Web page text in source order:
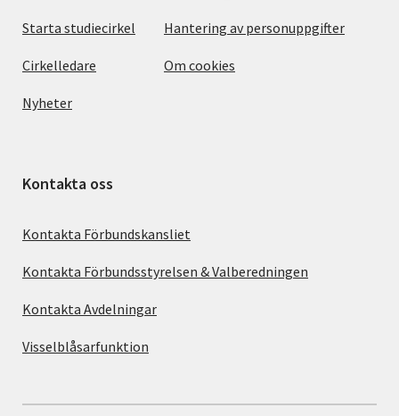
Starta studiecirkel
Cirkelledare
Nyheter
Hantering av personuppgifter
Om cookies
Kontakta oss
Kontakta Förbundskansliet
Kontakta Förbundsstyrelsen & Valberedningen
Kontakta Avdelningar
Visselblåsarfunktion